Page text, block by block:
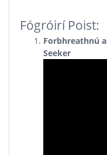
Fógróirí Poist:
Forbhreathnú
Seeker